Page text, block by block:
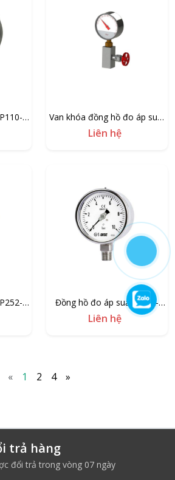
Van khóa đồng hồ đo áp suất
thủy lực APG250-60
Liên hệ
Đồng hồ đo áp suất P252-
160/700
Liên hệ
« 1 2 4 »
trả hàng
đổi trả trong vòng 07 ngày